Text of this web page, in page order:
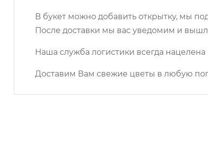
В букет можно добавить открытку, мы
После доставки мы вас уведомим и
Наша служба логистики всегда
Доставим Вам свежие цветы в любую